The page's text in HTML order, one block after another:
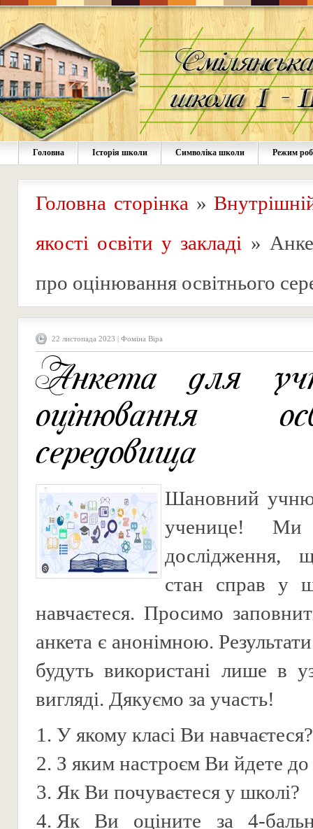
Головна Історія школи Символіка школи Режим
Головна сторінка »
якості освіти у закладі »
про оцінювання освітнього
22 листопада 2023 | Фоміна Віра
Анкета для
оцінювання
середовища
Шановний
ученице! Ми
дослідження,
стан справ у
навчаєтеся. Просимо
анкета є анонімною.
будуть використані лише в
вигляді. Дякуємо за участь!
У якому класі Ви навчаєтеся?
З яким настроєм Ви йдете
Як Ви почуваєтеся у школі?
Як Ви оціните за 4-